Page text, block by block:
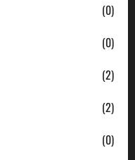
(0)
(0)
(2)
(2)
(0)